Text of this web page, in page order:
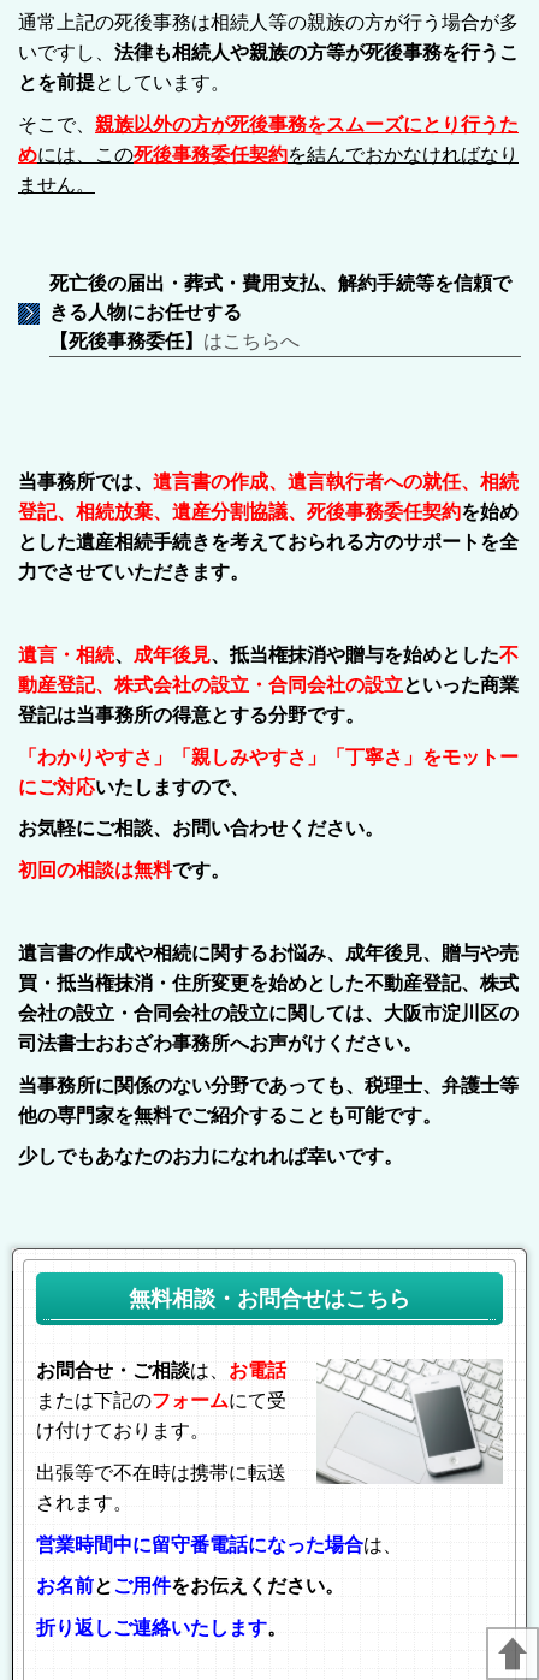
通常上記の死後事務は相続人等の親族の方が行う場合が多
いですし、 法律も相続人や親族の方等が死後事務を行うこ
とを前提としています。
そこで、 親族以外の方が死後事務をスムーズにとり行うた
めには、この死後事務委任契約を結んでおかなければなり
ません。
死亡後の届出・葬式・費用支払、解約手続等を信頼で
きる人物にお任せする
【死後事務委任】 はこちらへ
当事務所では、 遺言書の作成、遺言執行者への就任、相続
登記、相続放棄、遺産分割協議、死後事務委任契約を始め
とした遺産相続手続きを考えておられる方のサポートを全
力でさせていただきます。
遺言・相続、 成年後見、抵当権抹消や贈与を始めとした不
動産登記、株式会社の設立・合同会社の設立といった商業
登記は当事務所の得意とする分野です。
「わかりやすさ」「親しみやすさ」「丁寧さ」 をモットー
にご対応いたしますので、
お気軽にご相談、お問い合わせください。
初回の相談は無料です。
遺言書の作成や相続に関するお悩み、成年後見、贈与や売
買・抵当権抹消・住所変更を始めとした不動産登記、株式
会社の設立・合同会社の設立に関しては、 大阪市淀川区の
司法書士おおざわ事務所へお声がけください。
当事務所に関係のない分野であっても、税理士、弁護士等
他の専門家を無料でご紹介することも可能です。
少しでもあなたのお力になれれば幸いです。
無料相談・お問合せはこちら
お問合せ・ご相談は、 お電話
または下記のフォームにて受
け付けております。
出張等で不在時は携帯に転送
されます。
営業時間中に留守番電話になった場合は、
お名前とご用件をお伝えください。
折り返しご連絡いたします。